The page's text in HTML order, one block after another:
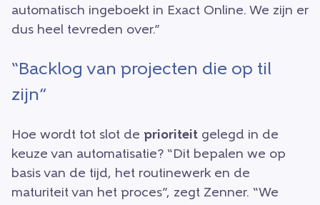
automatisch ingeboekt in Exact Online. We zijn er
dus heel tevreden over.”
“Backlog van projecten die op til
zijn”
Hoe wordt tot slot de prioriteit gelegd in de
keuze van automatisatie? “Dit bepalen we op
basis van de tijd, het routinewerk en de
maturiteit van het proces”, zegt Zenner. “We